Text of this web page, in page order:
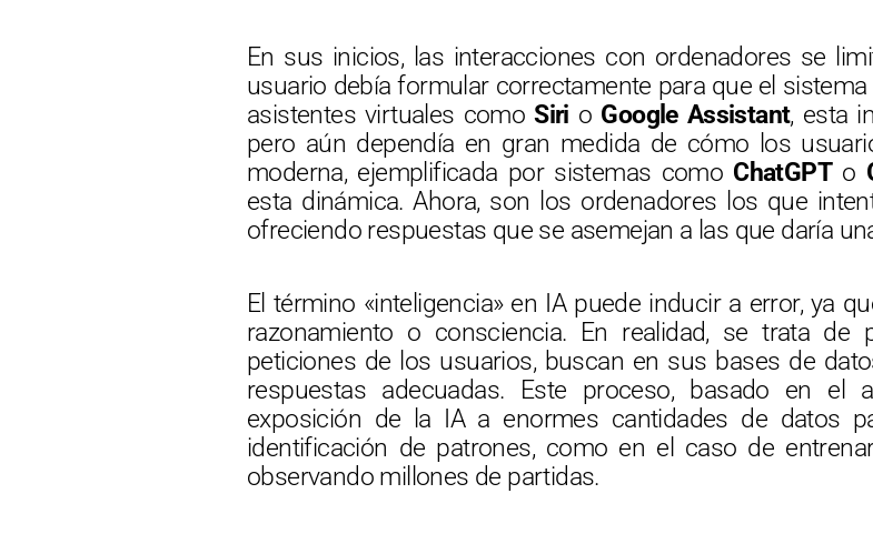
En sus inicios, las interacciones con ordenadores se
usuario debía formular correctamente para que el
asistentes virtuales comoSiri o Google Assistant, esta
pero aún dependía en gran medida de cómo los
moderna, ejemplificada por sistemas como ChatGPTo
esta dinámica. Ahora, son los ordenadores los que
ofreciendo respuestas que se asemejan a las que daría
El término «inteligencia» en IA puede inducir a error, ya
razonamiento o consciencia. En realidad, se trata de
peticiones de los usuarios, buscan en sus bases de
respuestas adecuadas. Este proceso, basado en el
exposición de la IA a enormes cantidades de datos
identificación de patrones, como en el caso de
observando millones de partidas.